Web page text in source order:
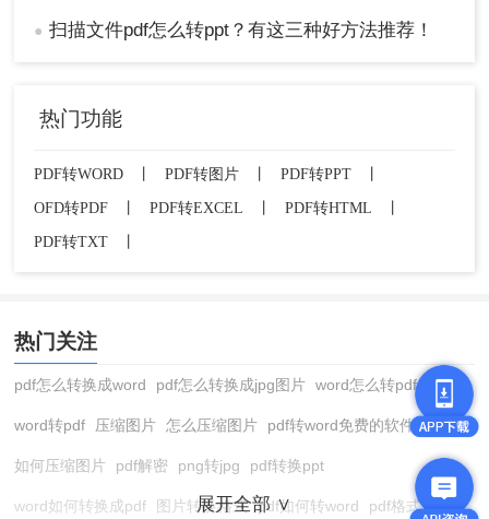
4、PowerPoint会提示您选择导入内容的方
和所有文本”等。选择适合您需求的选项。
您可能需要根据需要调整布局和格式。
6、对转换后的PPT进行编辑和修改，以确保信
注意：转换前确保PDF文件的内容与演示需求相
符。转换后可能需要手动调整格式和布局，以确保
演示效果。如果PDF文件中包含复杂图形或特殊字
体，可能需要额外处理。
总结
● 扫描文件pdf怎么转ppt？有这三种好方法推荐！
热门功能
PDF转WORD PDF转图片 PDF转PPT
OFD转PDF
PDF转EXCEL PDF转HTML
PDF转TXT
热门关注
pdf怎么转换成word pdf怎么转换成jpg图片 word怎么转pdf
word转pdf 压缩图片 怎么压缩图片 pdf转word免费的软件
如何压缩图片 pdf解密 png转jpg pdf转换ppt
word如何转换成pdf 图片转换格式 pdf如何转word pdf格式转换
展开全部 ∨